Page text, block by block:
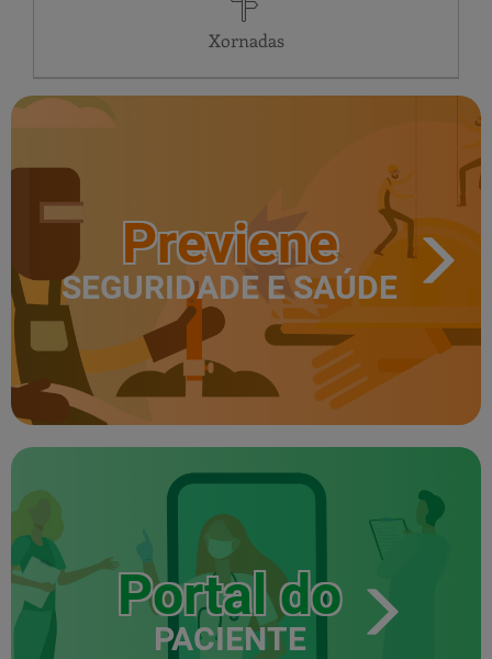
Xornadas
Previene
SEGURIDADE E SAÚDE
Portal do
PACIENTE